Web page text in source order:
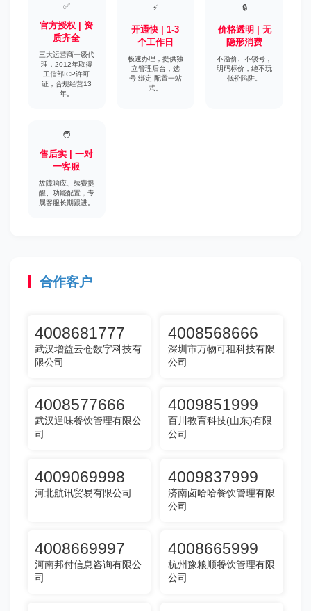
✅
官方授权 | 资
质齐全
三大运营商一级代
理，2012年取得
工信部ICP许可
证，合规经营13
年。
⚡
开通快 | 1-3
个工作日
极速办理，提供独
立管理后台，选
号-绑定-配置一站
式。
🔒
价格透明 | 无
隐形消费
不溢价、不锁号，
明码标价，绝不玩
低价陷阱。
🧑‍
售后实 | 一对
一客服
故障响应、续费提
醒、功能配置，专
属客服长期跟进。
合作客户
4008681777
武汉增益云仓数字科技有
限公司
4008568666
深圳市万物可租科技有限
公司
4008577666
武汉逞味餐饮管理有限公
司
4009851999
百川教育科技(山东)有限
公司
4009069998
河北航讯贸易有限公司
4009837999
济南卤哈哈餐饮管理有限
公司
4008669997
河南邦付信息咨询有限公
司
4008665999
杭州豫粮顺餐饮管理有限
公司